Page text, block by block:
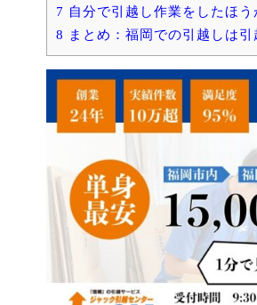
7 自分で引越し作業をしたほう
8 まとめ：福岡での引越しは